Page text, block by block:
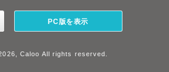
PC版を表示
Caloo All rights reserved.